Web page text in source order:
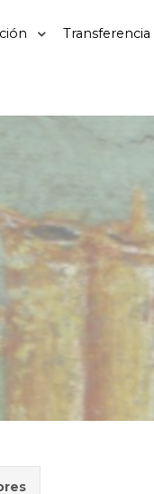
Transferencia